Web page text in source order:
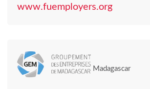
www.fuemployers.org
Madagascar